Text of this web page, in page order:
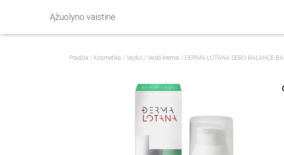
Ąžuolyno vaistinė
Pradžia / Kosmetika / Veidui / Veido kremai / DERMA LOTANA SEBO BALANCE